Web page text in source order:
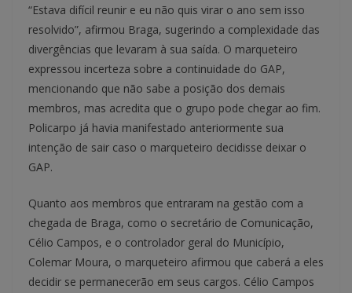
“Estava difícil reunir e eu não quis virar o ano sem isso
resolvido”, afirmou Braga, sugerindo a complexidade das
divergências que levaram à sua saída. O marqueteiro
expressou incerteza sobre a continuidade do GAP,
mencionando que não sabe a posição dos demais
membros, mas acredita que o grupo pode chegar ao fim.
Policarpo já havia manifestado anteriormente sua
intenção de sair caso o marqueteiro decidisse deixar o
GAP.
Quanto aos membros que entraram na gestão com a
chegada de Braga, como o secretário de Comunicação,
Célio Campos, e o controlador geral do Município,
Colemar Moura, o marqueteiro afirmou que caberá a eles
decidir se permanecerão em seus cargos. Célio Campos